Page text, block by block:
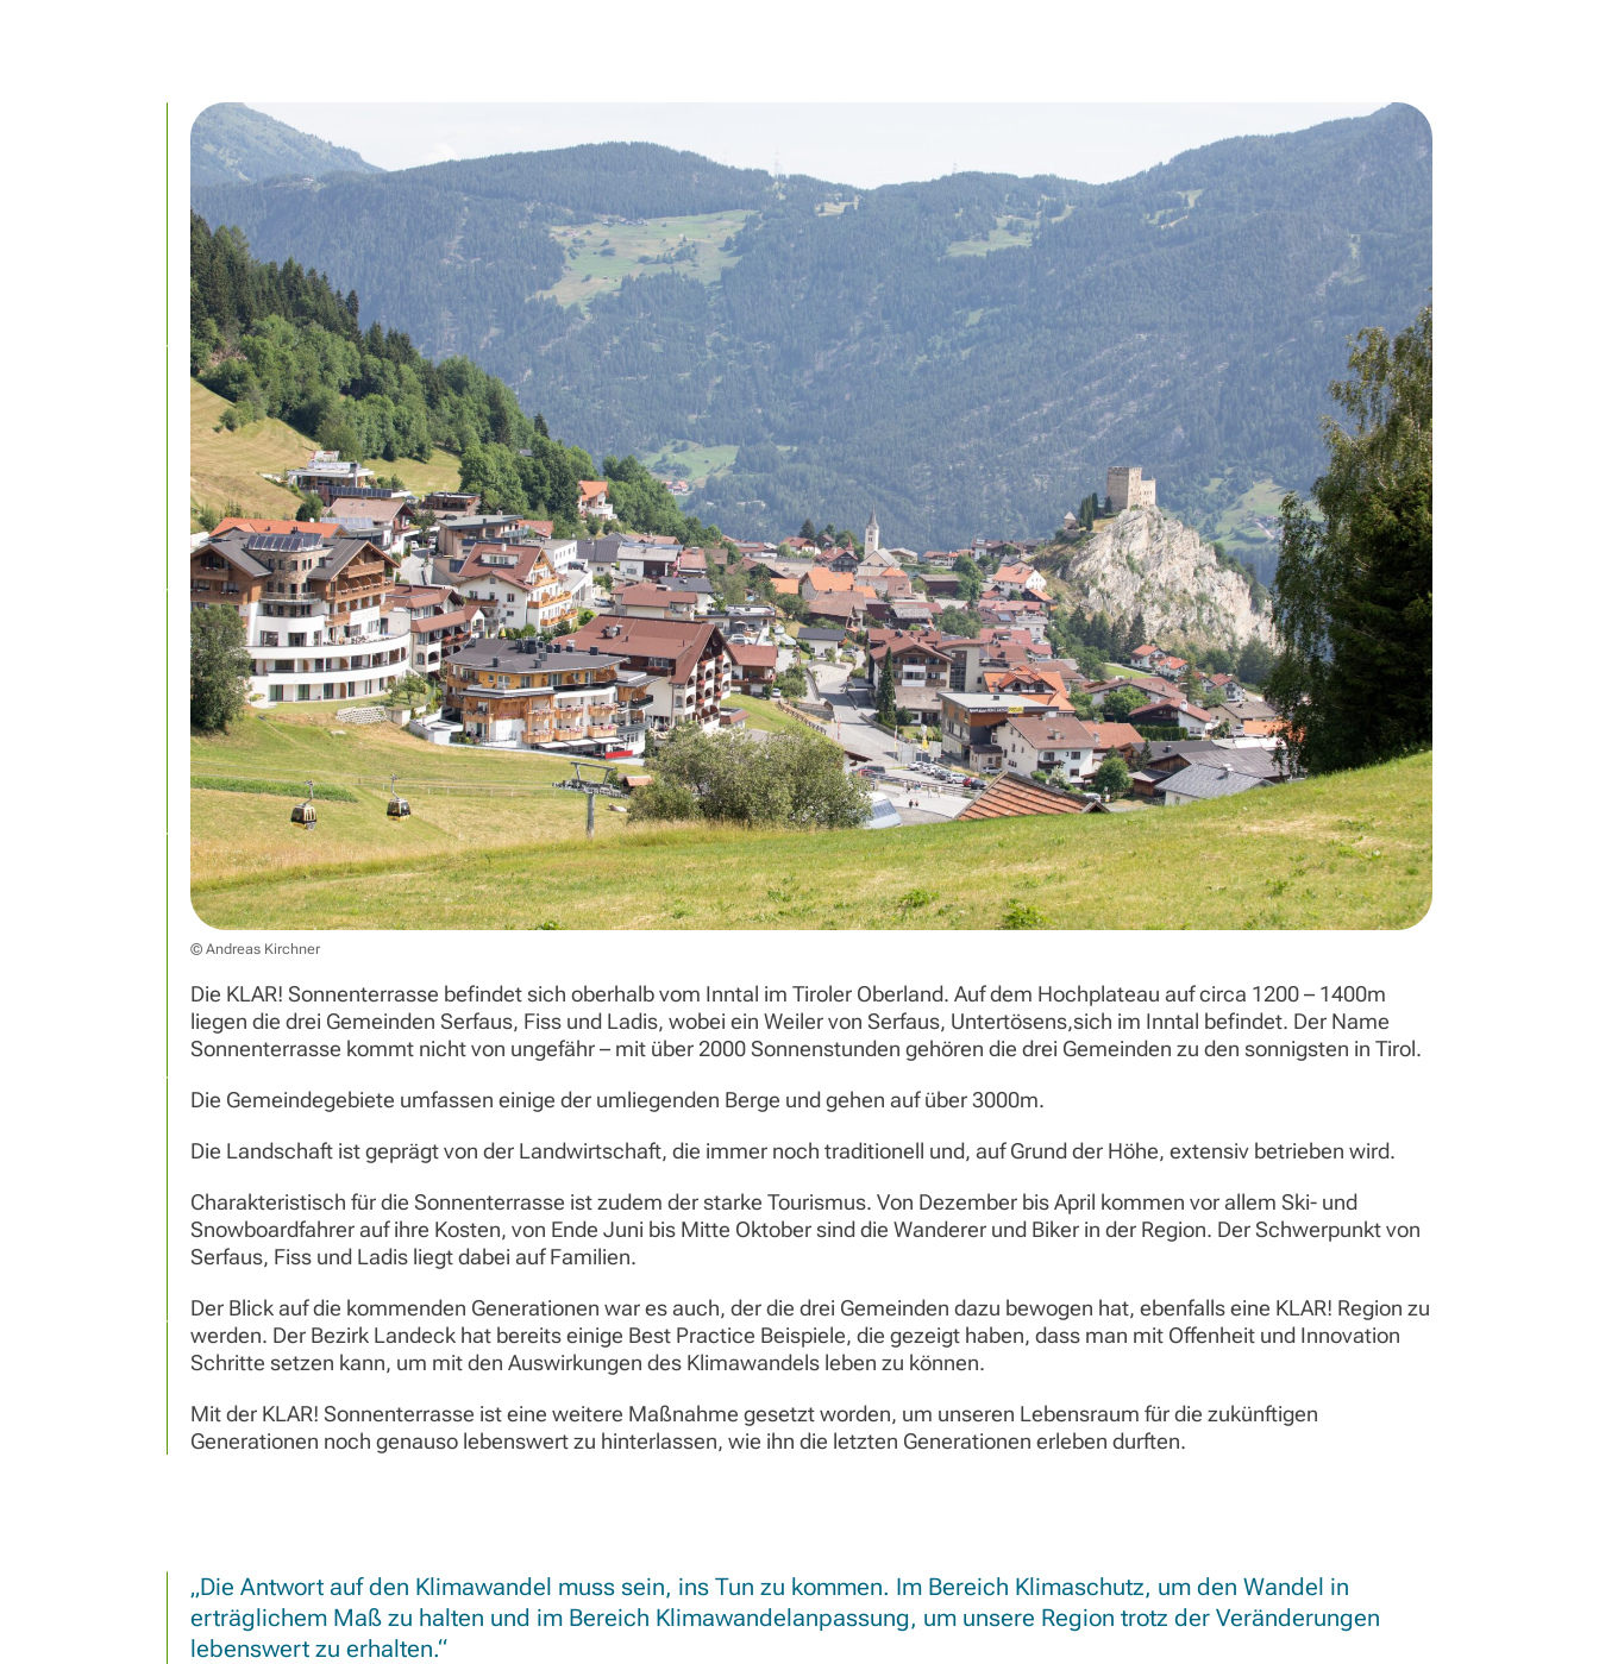
Die KLAR! Sonnenterrasse befindet sich oberhalb vom Inntal im Tiroler Oberland. Auf dem Hochplateau auf circa 1200 – 1400m
liegen die drei Gemeinden Serfaus, Fiss und Ladis, wobei ein Weiler von Serfaus, Untertösens,sich im Inntal befindet. Der Name
Sonnenterrasse kommt nicht von ungefähr – mit über 2000 Sonnenstunden gehören die drei Gemeinden zu den sonnigsten in Tirol.
Die Gemeindegebiete umfassen einige der umliegenden Berge und gehen auf über 3000m.
Die Landschaft ist geprägt von der Landwirtschaft, die immer noch traditionell und, auf Grund der Höhe, extensiv betrieben wird.
Charakteristisch für die Sonnenterrasse ist zudem der starke Tourismus. Von Dezember bis April kommen vor allem Ski- und
Snowboardfahrer auf ihre Kosten, von Ende Juni bis Mitte Oktober sind die Wanderer und Biker in der Region. Der Schwerpunkt von
Serfaus, Fiss und Ladis liegt dabei auf Familien.
Der Blick auf die kommenden Generationen war es auch, der die drei Gemeinden dazu bewogen hat, ebenfalls eine KLAR! Region zu
werden. Der Bezirk Landeck hat bereits einige Best Practice Beispiele, die gezeigt haben, dass man mit Offenheit und Innovation
Schritte setzen kann, um mit den Auswirkungen des Klimawandels leben zu können.
Mit der KLAR! Sonnenterrasse ist eine weitere Maßnahme gesetzt worden, um unseren Lebensraum für die zukünftigen
Generationen noch genauso lebenswert zu hinterlassen, wie ihn die letzten Generationen erleben durften.
© Andreas Kirchner
Die Antwort auf den Klimawandel muss sein, ins Tun zu kommen. Im Bereich Klimaschutz, um den Wandel in
erträglichem Maß zu halten und im Bereich Klimawandelanpassung, um unsere Region trotz der Veränderungen
lebenswert zu erhalten.